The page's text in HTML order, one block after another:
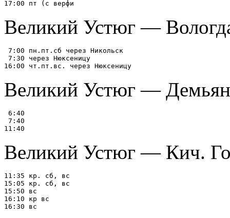
Великий Устюг —
7:00 пн.пт.сб через Никольск
7:30 через Нюксеницу
Великий Устюг —
6:40
7:40
Великий Устюг — Кич.
11:35 кр. сб, вс
15:05 кр. сб, вс
15:50 вс
16:10 кр вс